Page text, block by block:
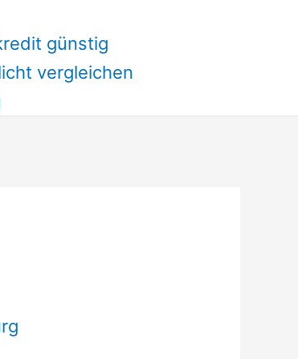
günstig
vergleichen